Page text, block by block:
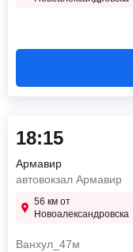
18:15
Армавир
автовокзал Армавир
56 км от
Новоалександровска
Ванхул_47м